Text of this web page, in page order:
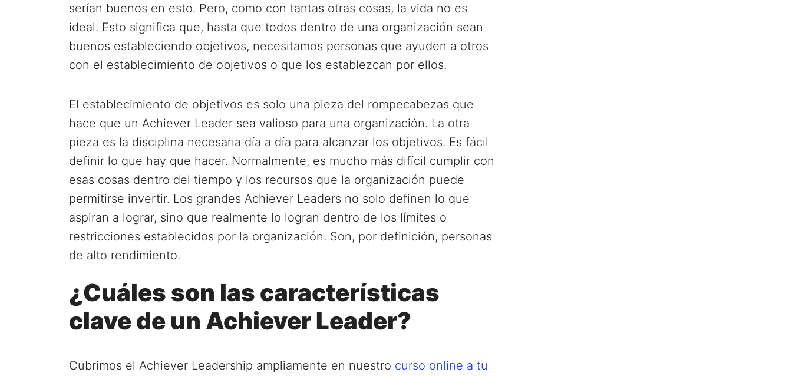
serían buenos en esto. Pero, como con tantas otras cosas, la vida no es
ideal. Esto significa que, hasta que todos dentro de una organización sean
buenos estableciendo objetivos, necesitamos personas que ayuden a otros
con el establecimiento de objetivos o que los establezcan por ellos.
El establecimiento de objetivos es solo una pieza del rompecabezas que
hace que un Achiever Leader sea valioso para una organización. La otra
pieza es la disciplina necesaria día a día para alcanzar los objetivos. Es fácil
definir lo que hay que hacer. Normalmente, es mucho más difícil cumplir con
esas cosas dentro del tiempo y los recursos que la organización puede
permitirse invertir. Los grandes Achiever Leaders no solo definen lo que
aspiran a lograr, sino que realmente lo logran dentro de los límites o
restricciones establecidos por la organización. Son, por definición, personas
de alto rendimiento.
¿Cuáles son las características
clave de un Achiever Leader?
Cubrimos el Achiever Leadership ampliamente en nuestro curso online a tu